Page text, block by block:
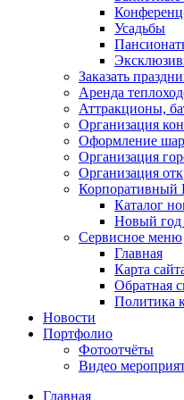
Усадьбы
Заказать
Аренда
Аттракционы,
Организация
Оформление
Организация
Организация
Корпоративный
Каталог
Новый год
Сервисное меню
Главная
Карта
Обратная
Политика
Новости
Портфолио
Фотоотчёты
Видео
Главная